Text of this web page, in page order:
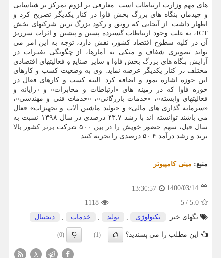
های مهم وزارت ارتباطات است. معارفی بر لزوم تمرکز بر شناسایی
و چیدمان بنگاه های بزرگ بخش فاوا در کنار یکدیگر تصریح کرد و
اظهار داشت: از آنجایی که رونق و رکود بزرگ ترین شرکتهای بخش
ICT، به علت وجود ارتباطات گسترده پسین و پیشین و اثرات سرریز
آن در کلیه سطوح اقتصاد کشور، نقش دارد، توجه به این امر می
تواند تصویری شفاف و متکی به آمارها، از چگونگی تغییرات در
آرایش بنگاه های بزرگ بخش فاوا و سایر صنایع و فعالیتهای اقتصادی
مختلف در کنار یکدیگر عرضه نماید. وی به وضعیت کسب و کارهای
این حوزه اشاره نمود و اضافه کرد: البته کسب و کارهای فعال در
حوزه فاوا که در زمینه های «ارتباطات و مخابرات» و «رایانه و
فعالیتهای وابسته»، «خدمات بازرگانی»، «خدمات فنی و مهندسی»،
«سرمایه گذاری های مالی» و «تولید ماشین آلات و تجهیزات» فعال
می باشند توانسته اند با رشد ۲۳.۷ درصدی در سال ۱۳۹۸ نسبت به
سال قبل، سهم حضور خویش را در بین ۵۰۰ شرکت برتر کشور بالا
برند و رشد درآمد ۵۰.۴ درصدی را تجربه کنند.
منبع: مینی كامپیوتر
1400/03/14
13:30:57
5.0
/
5
1118
تگهای خبر:
تكنولوژی تولید خدمات دیجیتال
این مطلب را می پسندید؟ (1)
(0)
X